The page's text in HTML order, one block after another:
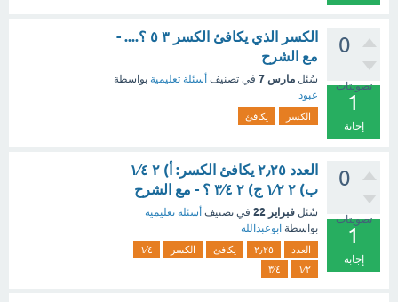
0
تصويتات
1
إجابة
الكسر الذي يكافئ الكسر ٣ ٥ ؟.... -
مع الشرح
سُئل مارس 7 في تصنيف أسئلة تعليمية بواسطة
عبود
الكسر يكافئ
0
تصويتات
1
إجابة
العدد ٢٫٢٥ يكافئ الكسر: أ) ٢ ١⁄٤
ب) ٢ ١⁄٢ ج) ٢ ٣⁄٤ ؟ - مع الشرح
سُئل فبراير 22 في تصنيف أسئلة تعليمية
بواسطة ابوعبدالله
العدد ٢٫٢٥ يكافئ الكسر
١⁄٤
١⁄٢
٣⁄٤